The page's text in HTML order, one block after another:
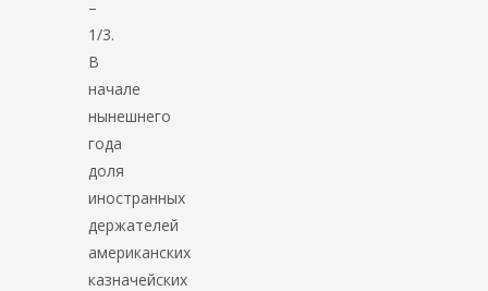
–
1/3.
В
начале
нынешнего
года
доля
иностранных
держателей
американских
казначейских